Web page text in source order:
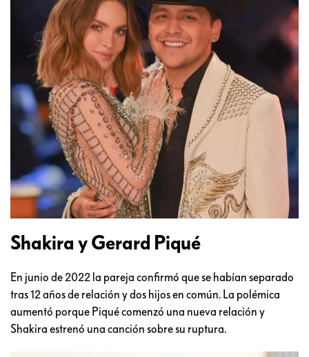
Shakira y Gerard Piqué
En junio de 2022 la pareja confirmó que se habían separado
tras 12 años de relación y dos hijos en común. La polémica
aumentó porque Piqué comenzó una nueva relación y
Shakira estrenó una canción sobre su ruptura.